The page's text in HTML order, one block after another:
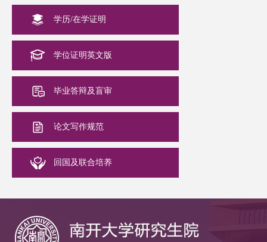
学历/在学证明
学位证明英文版
毕业答辩及盲审
论文写作规范
回国及联合培养